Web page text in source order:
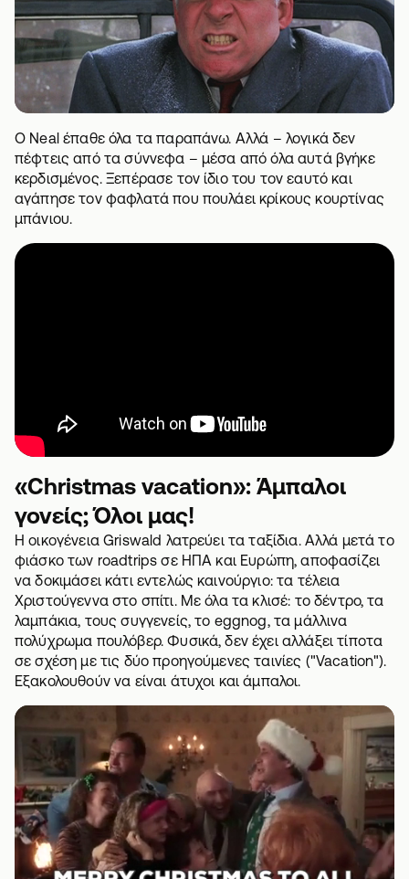
Ο Neal έπαθε όλα τα παραπάνω. Αλλά – λογικά δεν
πέφτεις από τα σύννεφα – μέσα από όλα αυτά βγήκε
κερδισμένος. Ξεπέρασε τον ίδιο του τον εαυτό και
αγάπησε τον φαφλατά που πουλάει κρίκους κουρτίνας
μπάνιου.
«Christmas vacation»: Άμπαλοι
γονείς; Όλοι μας!
Η οικογένεια Griswald λατρεύει τα ταξίδια. Αλλά μετά το
φιάσκο των roadtrips σε ΗΠΑ και Ευρώπη, αποφασίζει
να δοκιμάσει κάτι εντελώς καινούργιο: τα τέλεια
Χριστούγεννα στο σπίτι. Με όλα τα κλισέ: το δέντρο, τα
λαμπάκια, τους συγγενείς, το eggnog, τα μάλλινα
πολύχρωμα πουλόβερ. Φυσικά, δεν έχει αλλάξει τίποτα
σε σχέση με τις δύο προηγούμενες ταινίες ("Vacation").
Εξακολουθούν να είναι άτυχοι και άμπαλοι.